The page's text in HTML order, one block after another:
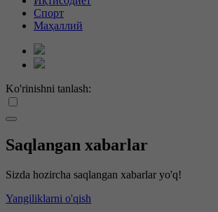
Спорт
Маҳаллий
Ko'rinishni tanlash:
Saqlangan xabarlar
Sizda hozircha saqlangan xabarlar yo'q!
Yangiliklarni o'qish